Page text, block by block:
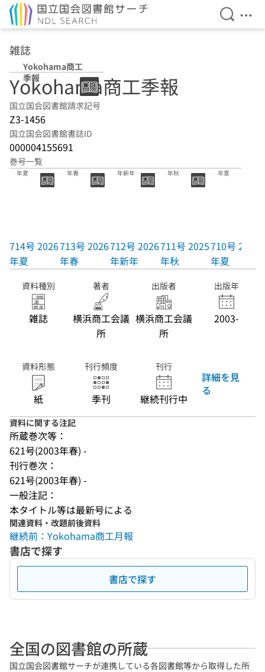
検索を
メ
雑誌
Yokohama商工
季報
Yokohama商工季報
国立国会図書館請求記号
Z3-1456
国立国会図書館書誌ID
000004155691
巻号一覧
714号 2026
年夏
714号 2026
年夏
年春
713号 2026
年春
年新年
712号 2026
年新年
年秋
711号 2025
年秋
年夏
710号 2025
年夏
資料種別
雑誌
著者
横浜商工会議
所
出版者
横浜商工会議
所
出版年
2003-
資料形態
紙
刊行頻度
季刊
刊行
継続刊行中
詳細を見
る
資料に関する注記
所蔵巻次等：
621号(2003年春) -
刊行巻次：
621号(2003年春) -
一般注記：
本タイトル等は最新号による
関連資料・改題前後資料
継続前：Yokohama商工月報
書店で探す
書店で探す
全国の図書館の所蔵
国立国会図書館サーチが連携している各図書館等から取得した所